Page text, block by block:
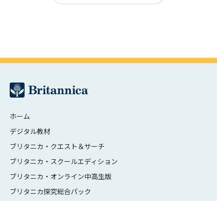
ホーム
デジタル教材
ブリタニカ・クエスト＆サーチ
ブリタニカ・スクールエディション
ブリタニカ・オンライン中高生版
ブリタニカ探究総合パック